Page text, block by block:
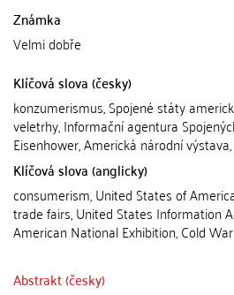
Známka
Velmi dobře
Klíčová slova (česky)
konzumerismus, Spojené státy
veletrhy, Informační agentura
Eisenhower, Americká národní
Klíčová slova (anglicky)
consumerism, United States of
trade fairs, United States Information
American National Exhibition, Cold War
Abstrakt (česky)